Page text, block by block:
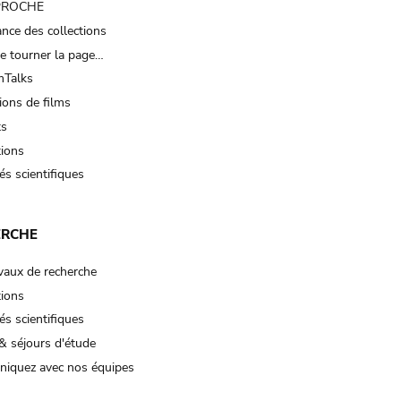
des collections
tourner la page…
de films
scientifiques
de recherche
scientifiques
séjours d'étude
avec nos équipes